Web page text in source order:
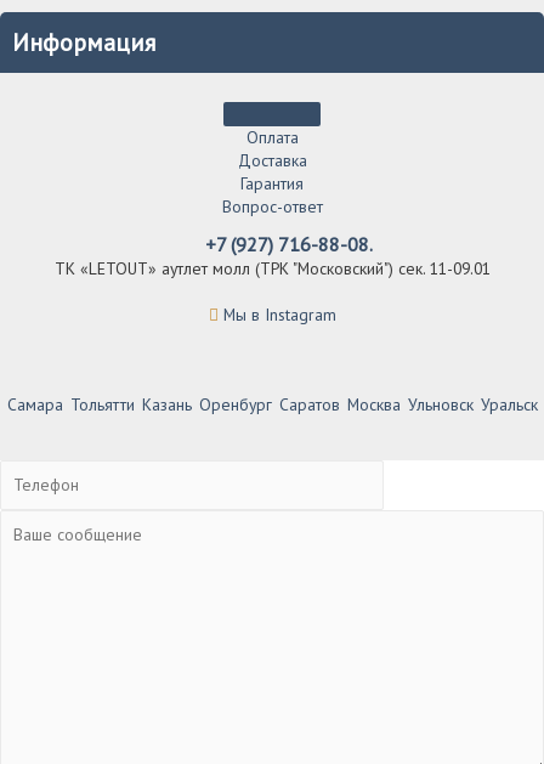
Информация
Оплата
Доставка
Гарантия
Вопрос-ответ
+7 (927) 716-88-08.
ТК «LETOUT» аутлет молл (ТРК "Московский") сек. 11-09.01
Мы в Instagram
Самара Тольятти Казань Оренбург Саратов Москва Ульновск Уральск